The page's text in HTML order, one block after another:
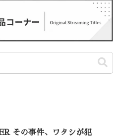
その事件、ワタシが犯